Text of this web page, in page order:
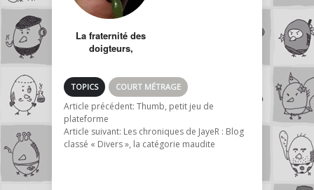
La fraternité des
doigteurs,
TOPICS COURT MÉTRAGE
Article précédent: Thumb, petit jeu de
plateforme
Article suivant: Les chroniques de JayeR : Blog
classé « Divers », la catégorie maudite